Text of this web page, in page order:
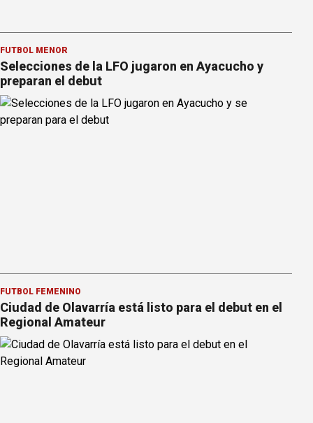
FÚTBOL MENOR
Selecciones de la LFO jugaron en Ayacucho y
preparan el debut
FÚTBOL FEMENINO
Ciudad de Olavarría está listo para el debut en el
Regional Amateur